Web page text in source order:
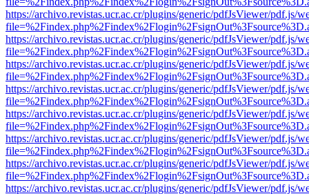
https://archivo.revistas.ucr.ac.cr/plugins/generic/pdfJsViewer/pdf.js/
https://archivo.revistas.ucr.ac.cr/plugins/generic/pdfJsViewer/pdf.js/
https://archivo.revistas.ucr.ac.cr/plugins/generic/pdfJsViewer/pdf.js/
https://archivo.revistas.ucr.ac.cr/plugins/generic/pdfJsViewer/pdf.js/
https://archivo.revistas.ucr.ac.cr/plugins/generic/pdfJsViewer/pdf.js/
https://archivo.revistas.ucr.ac.cr/plugins/generic/pdfJsViewer/pdf.js/
https://archivo.revistas.ucr.ac.cr/plugins/generic/pdfJsViewer/pdf.js/
https://archivo.revistas.ucr.ac.cr/plugins/generic/pdfJsViewer/pdf.js/